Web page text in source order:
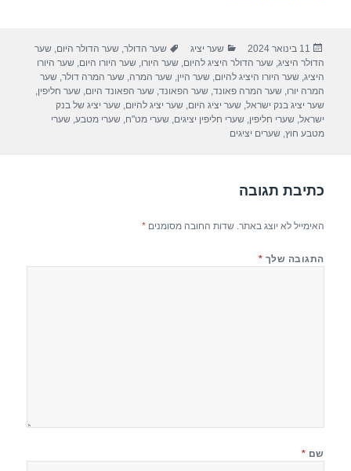
e
b
o
o
er
e
פורסם
בתאריך
11 בינואר 2024 קטגוריות
שער יציג תגיות
שער הדולר,שער הדולר היום,שער
הדולר היציג,שער הדולר היציג להיום,שער היורו,שער היורו היום,שער היורו
היציג,שער היורו היציג להיום,שער היין,שער המרה,שער המרה דולר,שער
המרה יורו,שער המרה פאונד,שער הפאונד,שער הפאונד היום,שער חליפין,
שער יציג בנק ישראל,שער יציג היום,שער יציג להיום,שער יציג של בנק
ישראל,שערי חליפין,שערי חליפין יציגים,שערי מט"ח,שערי מטבע,שערי
מטבע חוץ,שערים יציגים
כתיבת תגובה
האימייל לא יוצג באתר. שדות החובה מסומנים*
התגובה שלך *
שם *